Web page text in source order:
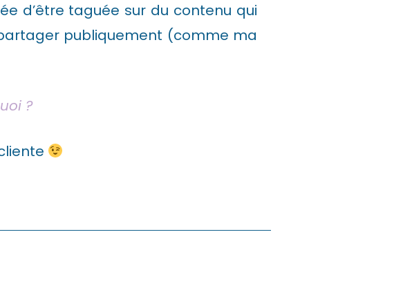
d’être taguée sur du contenu qui
publiquement (comme ma
?